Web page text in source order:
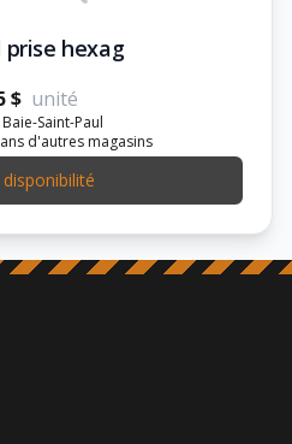
prise hexag
$ unité
Saint-Paul
d'autres magasins